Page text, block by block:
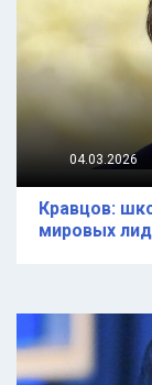
04.03.2026
Кравцов:
мировых